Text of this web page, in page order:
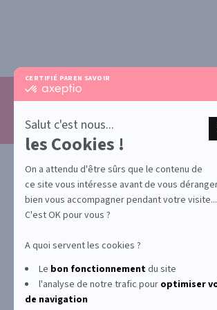
CERTIFIÉ PAR EN SAVOIR PLUS SUR
certifié
-
En
savoir
plus
sur
Axeptio
Salut c'est nous...
les Cookies !
On a attendu d'être sûrs que le contenu de
ce site vous intéresse avant de vous
bien vous accompagner pendant votre visite...
C'est OK pour vous ?
A quoi servent les cookies ?
Le bon fonctionnementdu site
l'analyse de notre trafic pour optimiser
de navigation